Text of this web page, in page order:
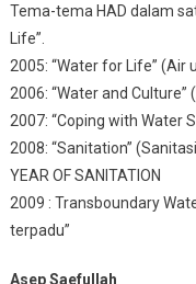
Tema-tema HAD dalam
Life”.
2005: “Water for Life” (Air
2006: “Water and Culture”
2007: “Coping with Water
2008: “Sanitation”
YEAR OF SANITATION
2009 : Transboundary
terpadu”
Asep Saefullah